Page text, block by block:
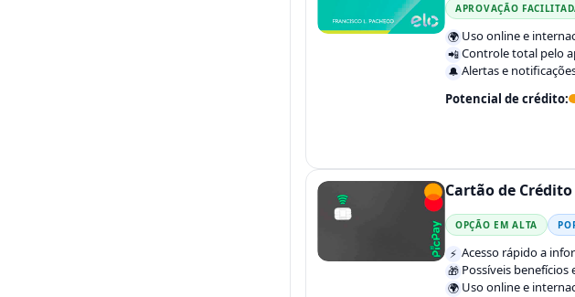
APROVAÇÃO
🌍 Uso online e
📲Controle total pelo
🔔 Alertas e
Potencial de crédito:
Cartão de
OPÇÃO EM ALTA
⚡ Acesso rápido a
🎁 Possíveis
🌍 Uso online e